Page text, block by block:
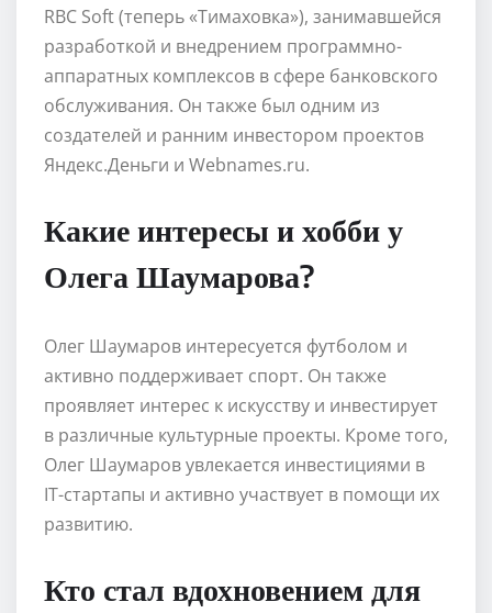
RBC Soft (теперь «Тимаховка»), занимавшейся
разработкой и внедрением программно-
аппаратных комплексов в сфере банковского
обслуживания. Он также был одним из
создателей и ранним инвестором проектов
Яндекс.Деньги и Webnames.ru.
Какие интересы и хобби у
Олега Шаумарова?
Олег Шаумаров интересуется футболом и
активно поддерживает спорт. Он также
проявляет интерес к искусству и инвестирует
в различные культурные проекты. Кроме того,
Олег Шаумаров увлекается инвестициями в
IT-стартапы и активно участвует в помощи их
развитию.
Кто стал вдохновением для